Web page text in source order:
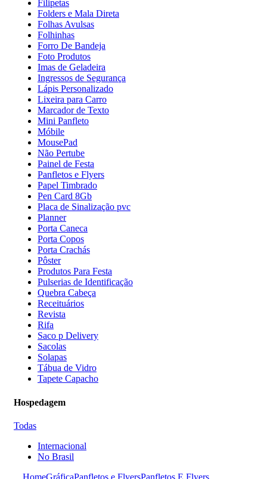
Filipetas
Folders e Mala Direta
Folhas Avulsas
Folhinhas
Forro De Bandeja
Foto Produtos
Imas de Geladeira
Ingressos de Segurança
Lápis Personalizado
Lixeira para Carro
Marcador de Texto
Mini Panfleto
Móbile
MousePad
Não Pertube
Painel de Festa
Panfletos e Flyers
Papel Timbrado
Pen Card 8Gb
Placa de Sinalização pvc
Planner
Porta Caneca
Porta Copos
Porta Crachás
Pôster
Produtos Para Festa
Pulserias de Identificação
Quebra Cabeça
Receituários
Revista
Rifa
Saco p Delivery
Sacolas
Solapas
Tábua de Vidro
Tapete Capacho
Hospedagem
Todas
Internacional
No Brasil
HomeGráficaPanfletos e FlyersPanfletos E Flyers